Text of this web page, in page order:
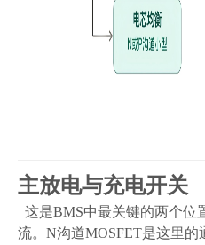
主放电与充电开关
这是BMS中最关键的两个位
流。 N沟道MOSFET是这里的